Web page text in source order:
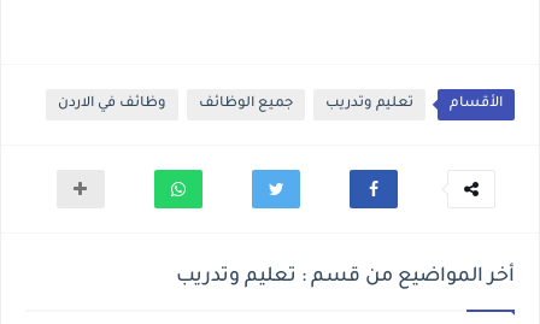
الأقسام تعليم وتدريب جميع الوظائف وظائف في الاردن
أخر المواضيع من قسم : تعليم وتدريب